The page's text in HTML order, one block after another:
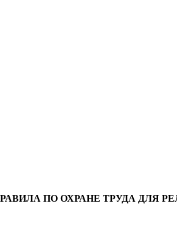
ПО ОХРАНЕ ТРУДА ДЛЯ